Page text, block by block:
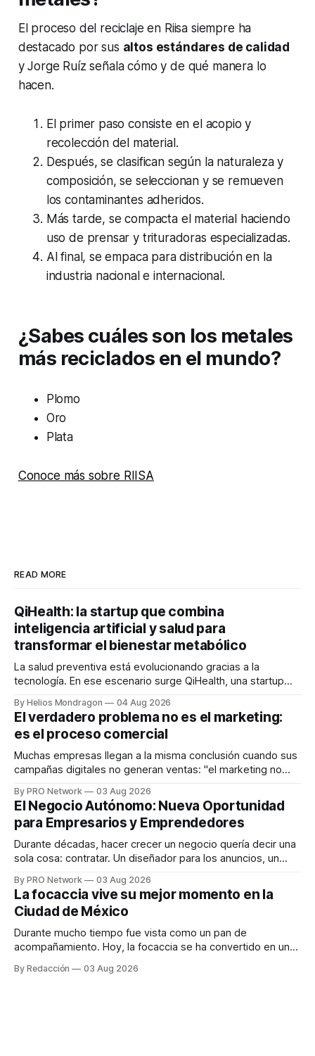
El proceso del reciclaje en Riisa siempre ha
destacado por sus altos estándares de calidad
y Jorge Ruíz señala cómo y de qué manera lo
hacen.
El primer paso consiste en el acopio y
recolección del material.
Después, se clasifican según la naturaleza y
composición, se seleccionan y se remueven
los contaminantes adheridos.
Más tarde, se compacta el material haciendo
uso de prensar y trituradoras especializadas.
Al final, se empaca para distribución en la
industria nacional e internacional.
¿Sabes cuáles son los metales
más reciclados en el mundo?
Plomo
Oro
Plata
Conoce más sobre RIISA
READ MORE
QiHealth: la startup que combina
inteligencia artificial y salud para
transformar el bienestar metabólico
La salud preventiva está evolucionando gracias a la
tecnología. En ese escenario surge QiHealth, una startup
dispositivos inteligentes, inteligencia artificial y monitoreo
en tiempo real para ayudar a las personas a tomar mejores
decisiones sobre su salud metabólica. Su propuesta busca
responder
By Helios Mondragon 04 Aug 2026
El verdadero problema no es el marketing:
es el proceso comercial
Muchas empresas llegan a la misma conclusión cuando sus
campañas digitales no generan ventas: "el marketing no
INTERIUS, el problema suele estar en otro lugar. Durante
una entrevista para el podcast SER PRO, el especialista en
marketing digital explicó que
By PRO Network 03 Aug 2026
El Negocio Autónomo: Nueva Oportunidad
para Empresarios y Emprendedores
Durante décadas, hacer crecer un negocio quería decir una
sola cosa: contratar. Un diseñador para los anuncios, un
para los textos, alguien que supiera de publicidad digital
para encontrar prospectos, un vendedor para atender
llamadas y mensajes, y —con suerte— una persona
By PRO Network 03 Aug 2026
La focaccia vive su mejor momento en la
Ciudad de México
Durante mucho tiempo fue vista como un pan de
acompañamiento. Hoy, la focaccia se ha convertido en uno
artesanal, ingredientes de calidad y experiencias que
By Redacción 03 Aug 2026